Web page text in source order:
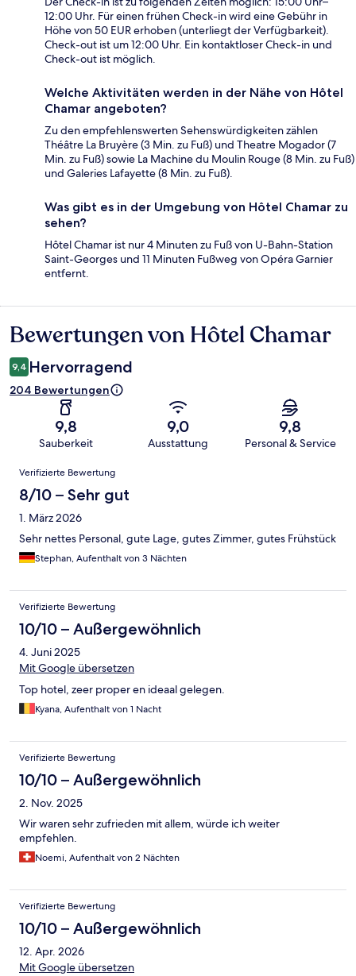
12:00 Uhr. Für einen frühen Check-in wird eine Gebühr in
Höhe von 50 EUR erhoben (unterliegt der Verfügbarkeit).
Check-out ist um 12:00 Uhr. Ein kontaktloser Check-in und
Check-out ist möglich.
Welche Aktivitäten werden in der Nähe von Hôtel
Chamar angeboten?
Zu den empfehlenswerten Sehenswürdigkeiten zählen
Théâtre La Bruyère (3 Min. zu Fuß) und Theatre Mogador (7
Min. zu Fuß) sowie La Machine du Moulin Rouge (8 Min. zu Fuß)
und Galeries Lafayette (8 Min. zu Fuß).
Was gibt es in der Umgebung von Hôtel Chamar zu
sehen?
Hôtel Chamar ist nur 4 Minuten zu Fuß von U-Bahn-Station
Saint-Georges und 11 Minuten Fußweg von Opéra Garnier
entfernt.
Bewertungen
Bewertungen von Hôtel Chamar
9,4 Hervorragend
204 Bewertungen
9,8
Sauberkeit
9,0
Ausstattung
9,8
Personal & Service
Bewertungen
Verifizierte Bewertung
8/10 – Sehr gut
1. März 2026
Sehr nettes Personal, gute Lage, gutes Zimmer, gutes Frühstück
Stephan, Aufenthalt von 3 Nächten
Verifizierte Bewertung
10/10 – Außergewöhnlich
4. Juni 2025
Mit Google übersetzen
Top hotel, zeer proper en ideaal gelegen.
Kyana, Aufenthalt von 1 Nacht
Verifizierte Bewertung
10/10 – Außergewöhnlich
2. Nov. 2025
Wir waren sehr zufrieden mit allem, würde ich weiter
empfehlen.
Noemi, Aufenthalt von 2 Nächten
Verifizierte Bewertung
10/10 – Außergewöhnlich
12. Apr. 2026
Mit Google übersetzen